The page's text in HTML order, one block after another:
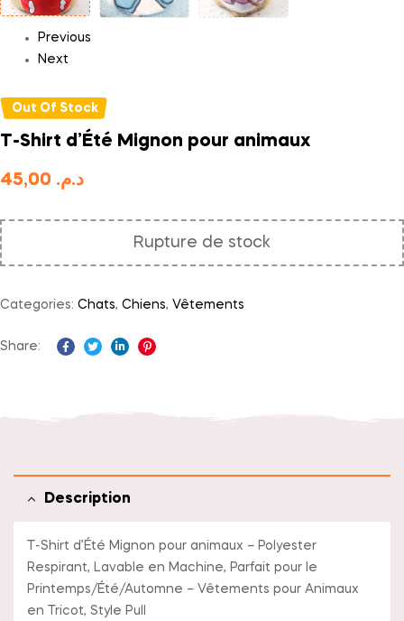
Previous
Next
Out Of Stock
T-Shirt d’Été Mignon pour animaux
د.م.
Rupture de stock
Categories: Chats, Chiens, Vêtements
Share:
Description
T-Shirt d’Été Mignon pour animaux – Polyester
Respirant, Lavable en Machine, Parfait pour le
Printemps/Été/Automne – Vêtements pour Animaux
en Tricot, Style Pull